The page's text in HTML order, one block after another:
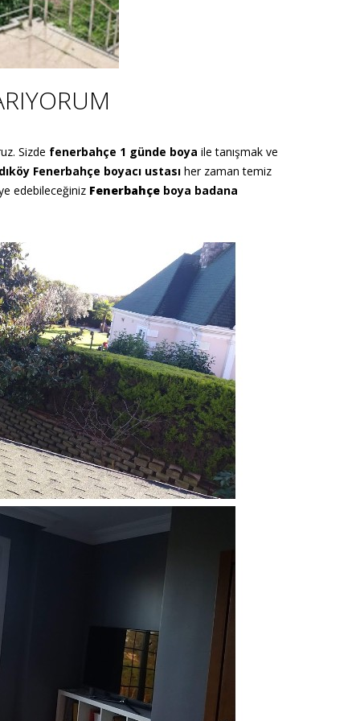
Sizde fenerbahçe 1 günde boya ile tanışmak ve
Fenerbahçe boyacı ustası her zaman temiz
edebileceğiniz Fenerbahçe boya badana